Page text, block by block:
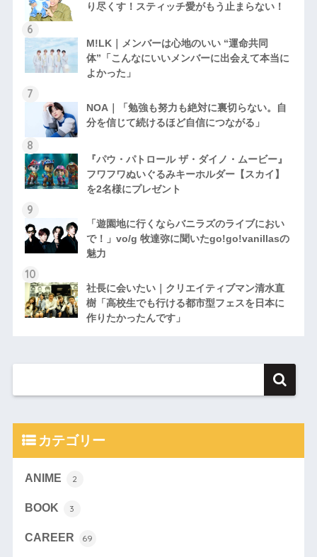
り尽くす！スティッチ愛がもう止まらない！
M!LK｜メンバーは心地のいい “運命共同
体”「こんなにいいメンバーに出会えて本当に
よかった」
NOA｜「勉強も努力も絶対に裏切らない。自
分を信じて続けるほど自信につながる」
『パウ・パトロール ザ・ダイノ・ムービー』
フワフワぬいぐるみキーホルダー【スカイ】
を2名様にプレゼント
「遊園地に行くならバニラズのライブにおい
で！」vo/g 牧達弥に聞いたgo!go!vanillasの
魅力
社長に会いたい｜クリエイティブマン清水直
樹「高校生でも行ける都市型フェスを日本に
作りたかったんです」
カテゴリー
ANIME 2
BOOK 3
CAREER 69